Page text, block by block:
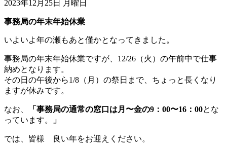
2023年12月25日 月曜日
事務局の年末年始休業
いよいよ年の瀬もあと僅かとなってきました。
事務局の年末年始休業ですが、12/26（火）の午前中で仕事
納めとなります。
その日の午後から1/8（月）の祭日まで、ちょっと長くなり
ますが休みです。
なお、 「事務局の通常の窓口は月〜金の9：00〜16：00とな
っています。
」
では、皆様 良い年をお迎えください。